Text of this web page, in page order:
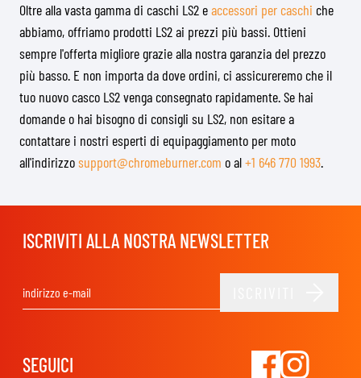
Oltre alla vasta gamma di caschi LS2 eaccessori per caschi che
abbiamo, offriamo prodotti LS2 ai prezzi più bassi. Ottieni
sempre l'offerta migliore grazie alla nostra garanzia del prezzo
più basso. E non importa da dove ordini, ci assicureremo che il
tuo nuovo casco LS2 venga consegnato rapidamente. Se hai
domande o hai bisogno di consigli su LS2, non esitare a
contattare i nostri esperti di equipaggiamento per moto
all'indirizzosupport@chromeburner.com o al+1 646 770 1993.
ISCRIVITI ALLA NOSTRA NEWSLETTER
SEGUICI